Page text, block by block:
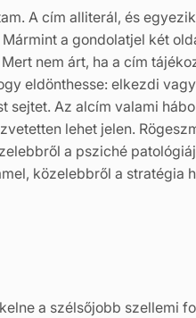
A cím alliterál, és
a gondolatjel két
nem árt, ha a cím
eldönthesse: elkezdi
sejtet. Az alcím valami
lehet jelen.
a psziché
közelebbről a stratégia
a szélsőjobb szellemi